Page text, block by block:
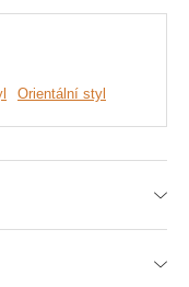
Orientální styl